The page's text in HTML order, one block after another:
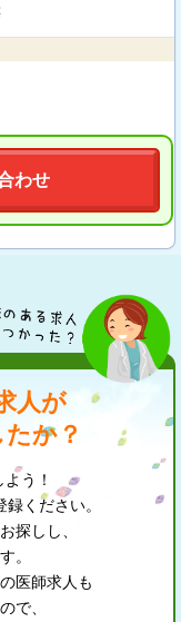
わせ
人が
か？
う！
ください。
探しし、
。
医師求人も
で、